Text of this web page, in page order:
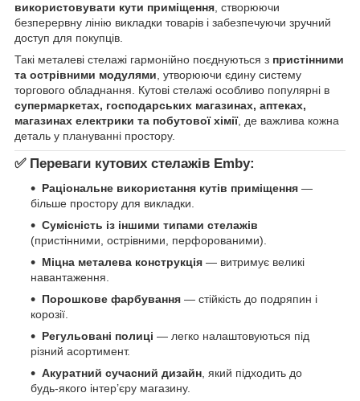
використовувати кути приміщення, створюючи
безперервну лінію викладки товарів і забезпечуючи зручний
доступ для покупців.
Такі металеві стелажі гармонійно поєднуються з пристінними
та острівними модулями, утворюючи єдину систему
торгового обладнання. Кутові стелажі особливо популярні в
супермаркетах, господарських магазинах, аптеках,
магазинах електрики та побутової хімії, де важлива кожна
деталь у плануванні простору.
✅ Переваги кутових стелажів Emby:
Раціональне використання кутів приміщення —
більше простору для викладки.
Сумісність із іншими типами стелажів
(пристінними, острівними, перфорованими).
Міцна металева конструкція — витримує великі
навантаження.
Порошкове фарбування — стійкість до подряпин і
корозії.
Регульовані полиці — легко налаштовуються під
різний асортимент.
Акуратний сучасний дизайн, який підходить до
будь-якого інтер’єру магазину.